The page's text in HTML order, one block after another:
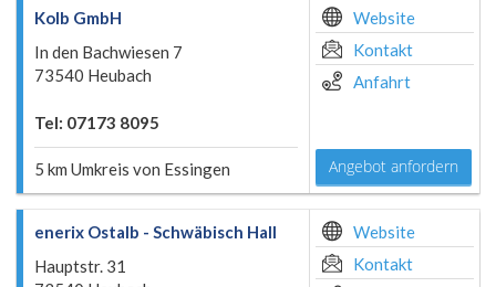
Kolb GmbH
In den Bachwiesen 7
73540 Heubach
Tel: 07173 8095
5 km Umkreis von Essingen
Website
Kontakt
Anfahrt
Angebot anfordern
enerix Ostalb - Schwäbisch Hall
Hauptstr. 31
Website
Kontakt